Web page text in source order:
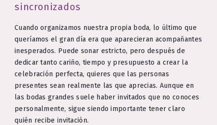
sincronizados
Cuando organizamos nuestra propia boda, lo último que
queríamos el gran día era que aparecieran acompañantes
inesperados. Puede sonar estricto, pero después de
dedicar tanto cariño, tiempo y presupuesto a crear la
celebración perfecta, quieres que las personas
presentes sean realmente las que aprecias. Aunque en
las bodas grandes suele haber invitados que no conoces
personalmente, sigue siendo importante tener claro
quién recibe invitación.